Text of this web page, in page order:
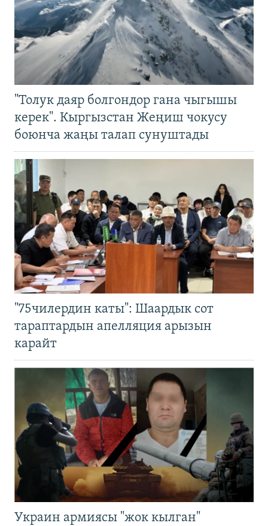
"Толук даяр болгондор гана чыгышы
керек". Кыргызстан Жеңиш чокусу
боюнча жаңы талап сунуштады
"75чилердин каты": Шаардык сот
тараптардын апелляция арызын
карайт
Украин армиясы "жок кылган"